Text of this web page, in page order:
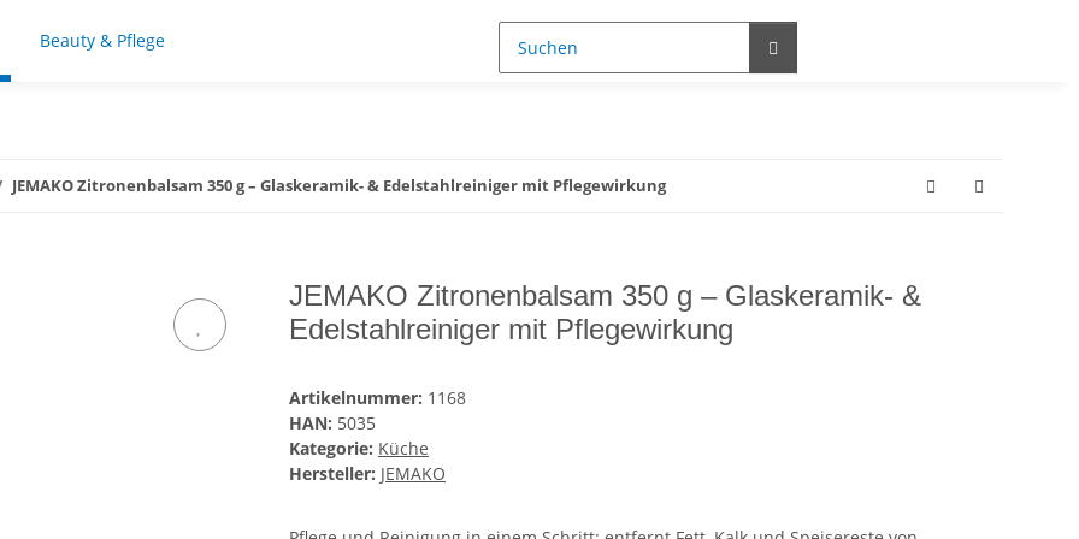
Beauty & Pflege
JEMAKO Zitronenbalsam 350 g – Glaskeramik- & Edelstahlreiniger mit Pflegewirkung
JEMAKO Zitronenbalsam 350 g – Glaskeramik- &
Edelstahlreiniger mit Pflegewirkung
Artikelnummer: 1168
HAN: 5035
Kategorie: Küche
Hersteller: JEMAKO